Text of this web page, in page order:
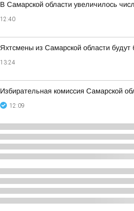
В Самарской области увеличилось
12:40
Яхтсмены из Самарской области будут
13:24
Избирательная комиссия Самарской
12:09